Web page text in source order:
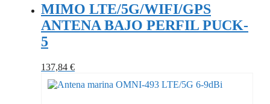
MIMO LTE/5G/WIFI/GPS
ANTENA BAJO PERFIL PUCK-
5
137,84 €